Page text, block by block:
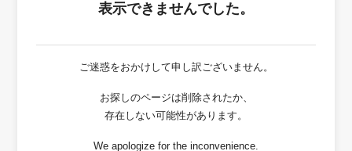
表示できませんでした。
ご迷惑をおかけして申し訳ございません。
お探しのページは削除されたか、
存在しない可能性があります。
We apologize for the inconvenience.